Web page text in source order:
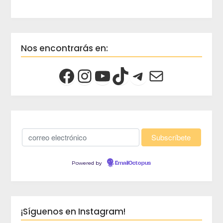
Nos encontrarás en:
Powered by EmailOctopus
¡Síguenos en Instagram!